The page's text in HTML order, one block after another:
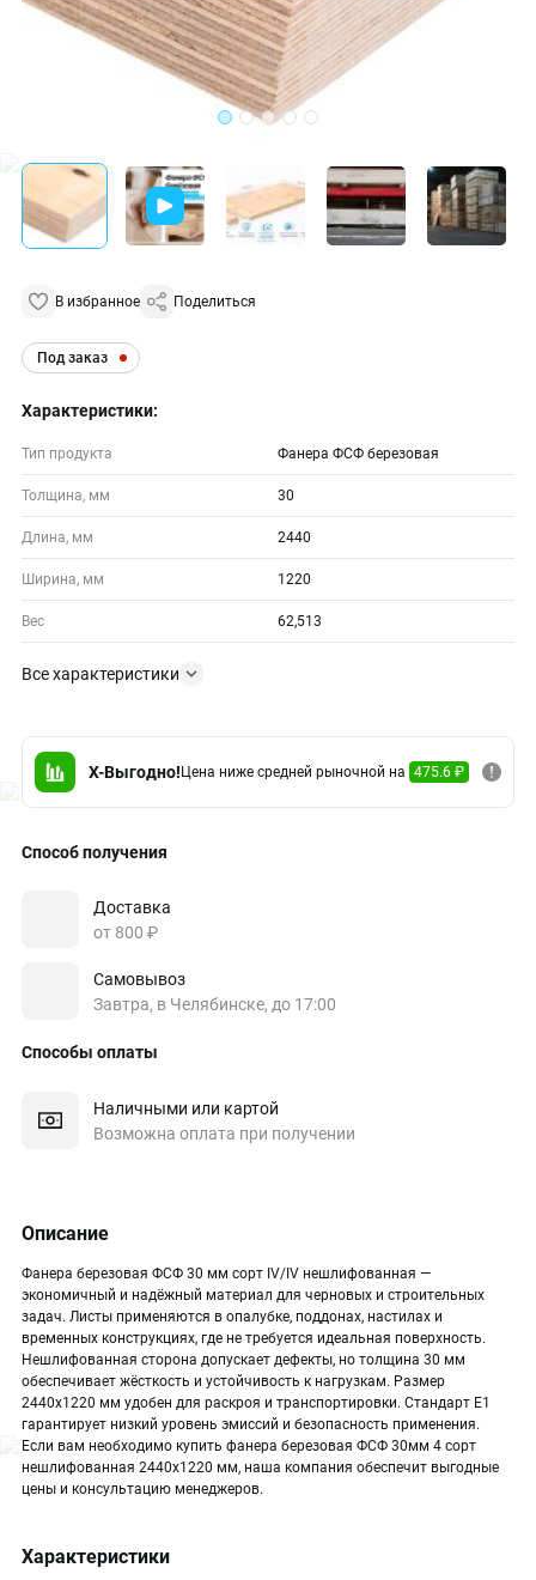
В избранное Поделиться
Под заказ
Характеристики:
Тип продукта Фанера ФСФ березовая
Толщина, мм 30
Длина, мм 2440
Ширина, мм 1220
Вес 62,513
Все характеристики
X-Выгодно! Цена ниже средней рыночной на 475.6 ₽
Способ получения
Доставка
от 800 ₽
Самовывоз
Завтра, в Челябинске, до 17:00
Способы оплаты
Наличными или картой
Возможна оплата при получении
Описание
Фанера березовая ФСФ 30 мм сорт IV/IV нешлифованная —
экономичный и надёжный материал для черновых и строительных
задач. Листы применяются в опалубке, поддонах, настилах и
временных конструкциях, где не требуется идеальная поверхность.
Нешлифованная сторона допускает дефекты, но толщина 30 мм
обеспечивает жёсткость и устойчивость к нагрузкам. Размер
2440х1220 мм удобен для раскроя и транспортировки. Стандарт Е1
гарантирует низкий уровень эмиссий и безопасность применения.
Если вам необходимо купить фанера березовая ФСФ 30мм 4 сорт
нешлифованная 2440х1220 мм, наша компания обеспечит выгодные
цены и консультацию менеджеров.
Характеристики